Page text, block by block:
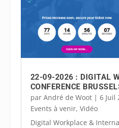
22-09-2026 : DIGITAL
CONFERENCE
par André de Woot| 6 Juil
Events à venir, Vidéo
Digital Workplace &